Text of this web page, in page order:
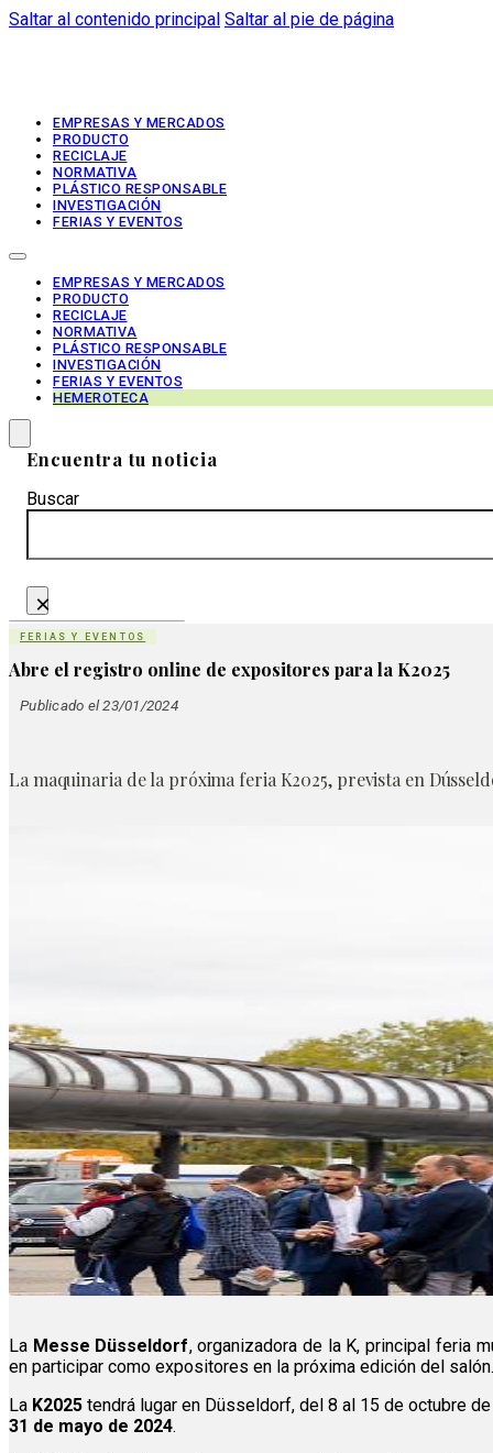
Saltar al contenido principal Saltar al pie de página
EMPRESAS Y MERCADOS
PRODUCTO
RECICLAJE
NORMATIVA
PLÁSTICO RESPONSABLE
INVESTIGACIÓN
FERIAS Y EVENTOS
EMPRESAS Y MERCADOS
PRODUCTO
RECICLAJE
NORMATIVA
PLÁSTICO RESPONSABLE
INVESTIGACIÓN
FERIAS Y EVENTOS
HEMEROTECA
Encuentra tu noticia
Buscar
×
FERIAS Y EVENTOS
Abre el registro online de expositores para la K2025
Publicado el 23/01/2024
La maquinaria de la próxima feria K2025, prevista en
La Messe Düsseldorf, organizadora de la K, principal feria
en participar como expositores en la próxima edición del salón.
La K2025tendrá lugar en Düsseldorf, del 8 al 15 de octubre
31 de mayo de 2024.